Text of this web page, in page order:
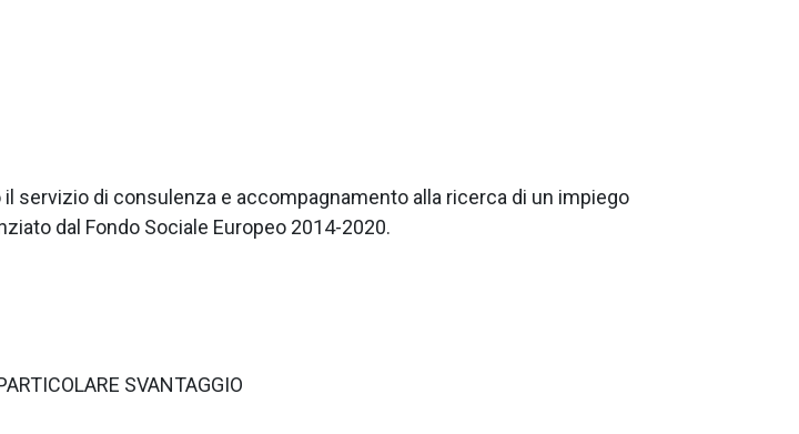
servizio di consulenza e accompagnamento alla ricerca di un impiego
dal Fondo Sociale Europeo 2014-2020.
SVANTAGGIO